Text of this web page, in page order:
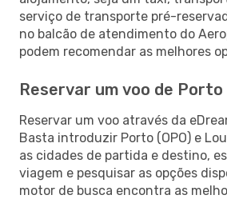
serviço de transporte pré-
no balcão de atendimento do
podem recomendar as melhores
Reservar um voo de
Reservar um voo através da
Basta introduzir Porto (OPO) e
as cidades de partida e destino,
viagem e pesquisar as opções
motor de busca encontra as